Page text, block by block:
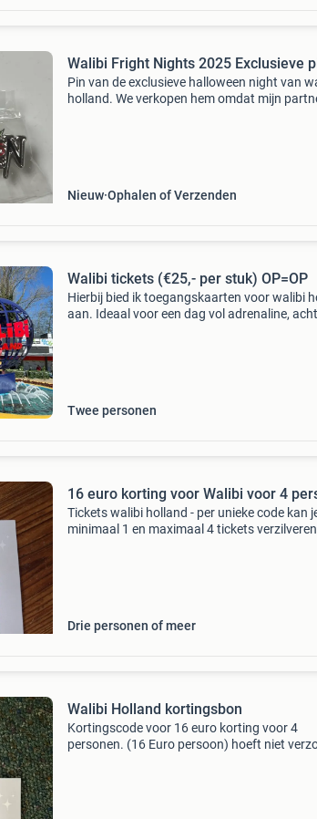
Walibi Fright Nights 2025 Exclusieve
Pin van de exclusieve halloween night van
holland. We verkopen hem omdat mijn
Nieuw Ophalen of Verzenden
Walibi tickets (€25,- per stuk) OP=OP
Hierbij bied ik toegangskaarten voor walibi
aan. Ideaal voor een dag vol adrenaline,
Twee personen
16 euro korting voor Walibi voor 4
Tickets walibi holland - per unieke code kan
minimaal 1 en maximaal 4 tickets
Drie personen of meer
Walibi Holland kortingsbon
Kortingscode voor 16 euro korting voor 4
personen. (16 Euro persoon) hoeft niet